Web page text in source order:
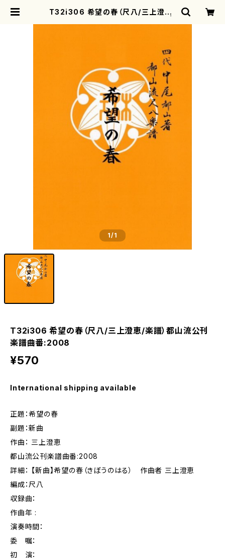
T32i306 希望の春（尺八/三上澄恵/
1/1
T32i306 希望の春（尺八/三上澄恵/楽譜）都山流公刊
楽譜曲番:2008
¥570
International shipping available
正題：希望の春
副題：新曲
作曲： 三上澄恵
都山流公刊楽譜曲番:2008
詳細： 【新曲】希望の春（きぼうのはる） 作曲者 三上澄恵
編成：尺八
収録曲：
作曲年 :
演奏時間：
委 嘱：
初 演：